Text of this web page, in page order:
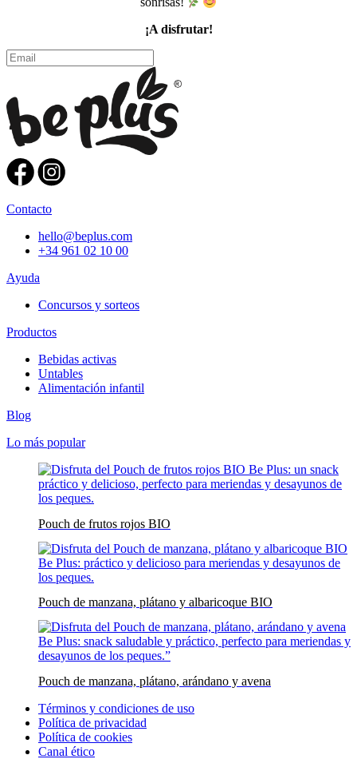
¡A disfrutar!
Contacto
hello@beplus.com
+34 961 02 10 00
Ayuda
Concursos y sorteos
Productos
Bebidas activas
Untables
Alimentación infantil
Blog
Lo más popular
Pouch de frutos rojos BIO
Pouch de manzana, plátano y albaricoque BIO
Pouch de manzana, plátano, arándano y avena
Términos y condiciones de uso
Política de privacidad
Política de cookies
Canal ético